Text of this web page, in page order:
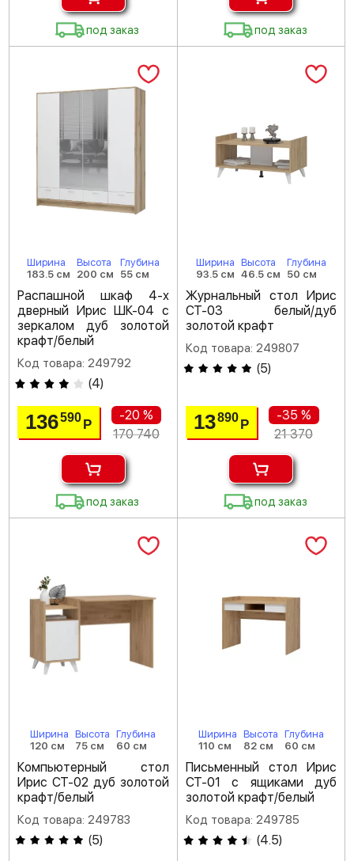
под заказ под заказ
Ширина
183.5 см
Высота
200 см
Глубина
55 см
Распашной шкаф 4-х
дверный Ирис ШК-04 с
зеркалом дуб золотой
крафт/белый
Код товара: 249792
(4)
136590 Р
-20 %
170 740
под заказ
Ширина
93.5 см
Высота
46.5 см
Глубина
50 см
Журнальный стол Ирис
СТ-03 белый/дуб
золотой крафт
Код товара: 249807
(5)
13890 Р
-35 %
21 370
под заказ
Ширина
120 см
Высота
75 см
Глубина
60 см
Компьютерный стол
Ирис СТ-02 дуб золотой
крафт/белый
Код товара: 249783
(5)
Ширина
110 см
Высота
82 см
Глубина
60 см
Письменный стол Ирис
СТ-01 с ящиками дуб
золотой крафт/белый
Код товара: 249785
(4.5)